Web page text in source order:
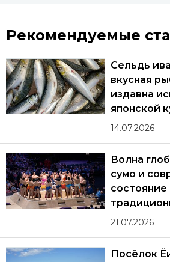
Рекомендуемые
Сельдь
вкусная
издавна
японской
14.07.2026
Волна
сумо и
состояние
21.07.2026
Посёлок